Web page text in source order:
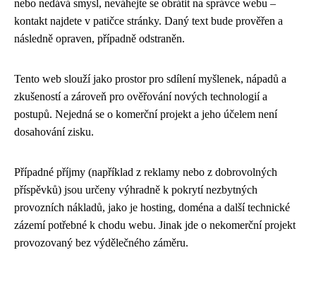
nebo nedává smysl, neváhejte se obrátit na správce webu –
kontakt najdete v patičce stránky. Daný text bude prověřen a
následně opraven, případně odstraněn.
Tento web slouží jako prostor pro sdílení myšlenek, nápadů a
zkušeností a zároveň pro ověřování nových technologií a
postupů. Nejedná se o komerční projekt a jeho účelem není
dosahování zisku.
Případné příjmy (například z reklamy nebo z dobrovolných
příspěvků) jsou určeny výhradně k pokrytí nezbytných
provozních nákladů, jako je hosting, doména a další technické
zázemí potřebné k chodu webu. Jinak jde o nekomerční projekt
provozovaný bez výdělečného záměru.